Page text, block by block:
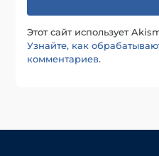
Этот сайт использует
Узнайте, как
комментариев.